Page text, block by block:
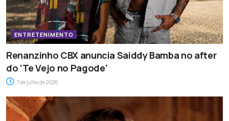
ENTRETENIMENTO
Renanzinho CBX anuncia Saiddy Bamba no after
do ‘Te Vejo no Pagode’
7 de julho de 2026